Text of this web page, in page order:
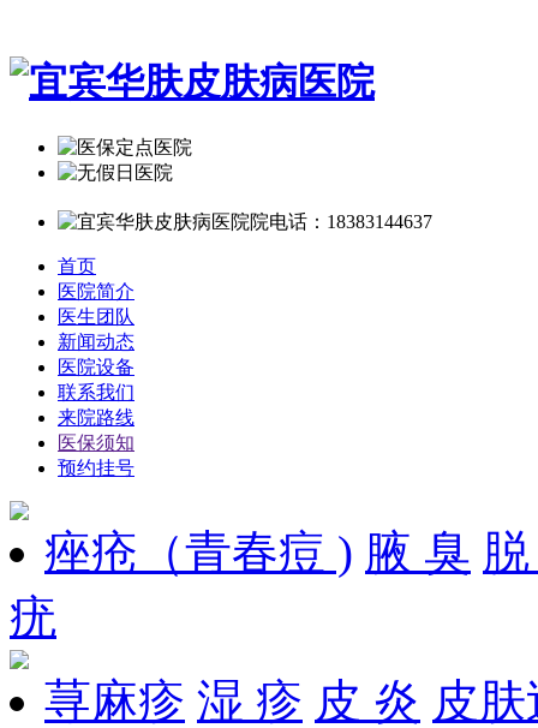
首页
医院简介
医生团队
新闻动态
医院设备
联系我们
来院路线
医保须知
预约挂号
痤疮（青春痘 ) 腋 臭
疣
荨麻疹 湿 疹 皮 炎 皮